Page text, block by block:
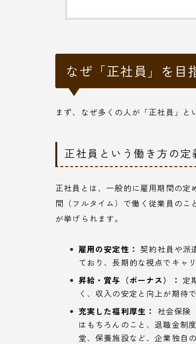
なぜ「正社員」を目
まず、なぜ多くの人が「正社員」と
正社員という働き方の定
正社員とは、一般的に雇用期間の
間（フルタイム）で働く従業員の
が挙げられます。
雇用の安定性： 契約社員や派
ており、長期的な視点でキャ
昇給・賞与（ボーナス）： 定
く、収入の安定と向上が期待
充実した福利厚生： 社会保険
はもちろんのこと、退職金制
堂、保養施設など、企業独自